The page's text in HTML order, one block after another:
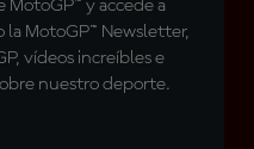
MotoGP™ y accede a
la MotoGP™ Newsletter,
vídeos increíbles e
nuestro deporte.